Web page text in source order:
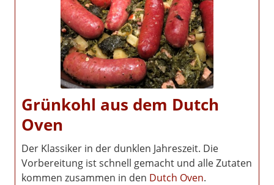
Grünkohl aus dem Dutch
Oven
Der Klassiker in der dunklen Jahreszeit. Die
Vorbereitung ist schnell gemacht und alle Zutaten
kommen zusammen in den Dutch Oven.